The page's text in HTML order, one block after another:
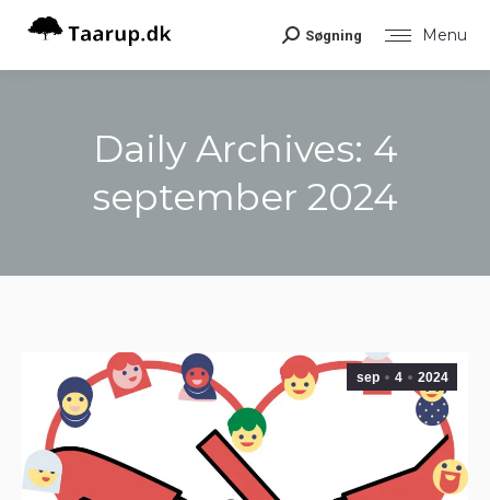
Menu
Search:
Søgning
Daily Archives: 4
september 2024
sep 4 2024